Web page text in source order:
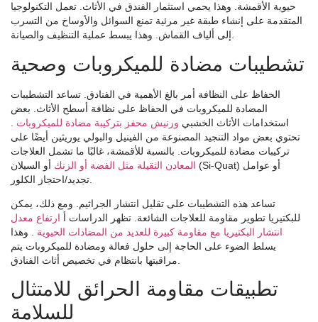
حيوية الأقمشة. وهذا يحمي استثمار الفندق في الأثاث. تعمل التكنولوجيا
المتقدمة على إنشاء طبقة غير مرئية تمنع السوائل والأوساخ من التسرب
تشطيبات مضادة للميكروبات وصحية
الحفاظ على النظافة أمر بالغ الأهمية في الفنادق. تساعد التشطيبات
المضادة للميكروبات في الحفاظ على نظافة أسطح الأثاث. بعض
استخدامات الأثاث الخشبي ورنيش محفز بتركيبة مضادة للميكروبات
تحتوي بعض مواد التنجيد المصنوعة من الفينيل والبولي يوريثين أيضًا على
تركيبات مضادة للميكروبات. بالنسبة للأقمشة، غالبًا ما تشمل العلاجات
المعادن الثقيلة مثل الفضة أو الزنك أو السيلان (Si-Quat) أو عوامل
تساعد هذه التشطيبات على تقليل انتشار الجراثيم. ومع ذلك، يمكن
للبكتيريا تطوير مقاومة للعلاجات الشائعة. تظهر الدراسات أ ارتفاع معدل
انتشار البكتيريا مع مقاومة كبيرة للعديد من المضادات الحيوية
. وهذا
يسلط الضوء على الحاجة إلى حلول فعالة ومضادة للميكروبات يتم
تطبيقات مقاومة الحرائق للامتثال
للسلامة